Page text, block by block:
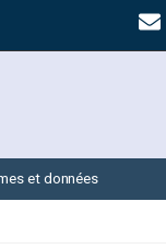
et données